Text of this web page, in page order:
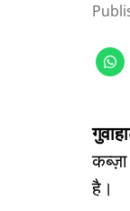
है।